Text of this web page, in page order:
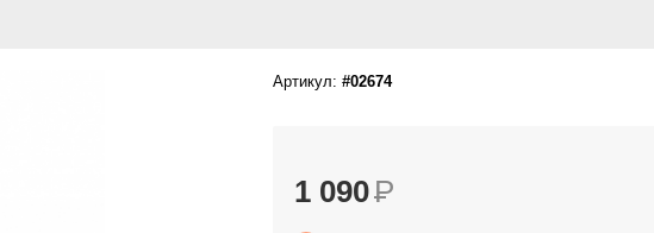
Артикул: #02674
1 090Р